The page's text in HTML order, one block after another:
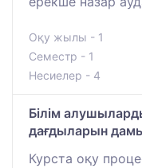
Оқу жылы - 1
Семестр - 1
Несиелер - 4
Білім
дағдыларын
Курста оқу